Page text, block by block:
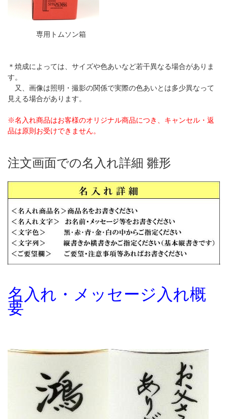
専用トムソン箱
＊焼成によっては、サイズや色あいなど若干異なる場合がありま
す。
又、画像は照明・撮影の関係で実際の色あいとは多少異なって
見える場合があります。
※名入れ商品はお客様のオリジナル商品につき、キャンセル・返
品は原則お受けできません。
注文画面での名入れ詳細 雛形
名入れ・メッセージ入れ概
要